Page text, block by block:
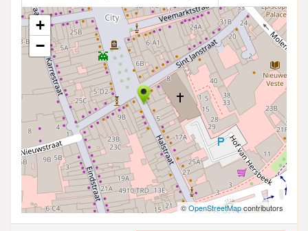
+
−
©OpenStreetMapcontributors